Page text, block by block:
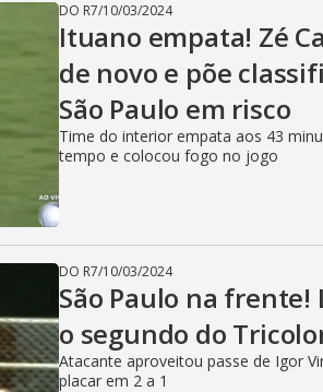
DO R7/10/03/2024
Ituano empata! Zé
de novo e põe
São Paulo em risco
Time do interior empata aos 43
tempo e colocou fogo no jogo
DO R7/10/03/2024
São Paulo na frente!
o segundo do
Atacante aproveitou passe de Igor
placar em 2 a 1